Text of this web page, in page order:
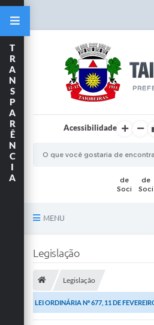
Acessibilidade
MENU
Publicações
A Prefeitura
T
R
A
N
S
P
A
R
Ê
N
C
I
A
Legislação
Legislação
LEI ORDINÁRIA Nº 677, 11 DE